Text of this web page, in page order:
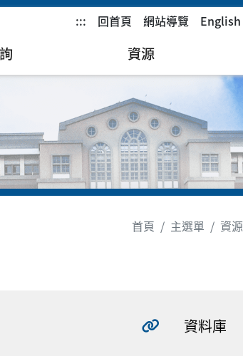
::: 回首頁 網站導覽 English
資源
首頁
主選單 資源
資料庫